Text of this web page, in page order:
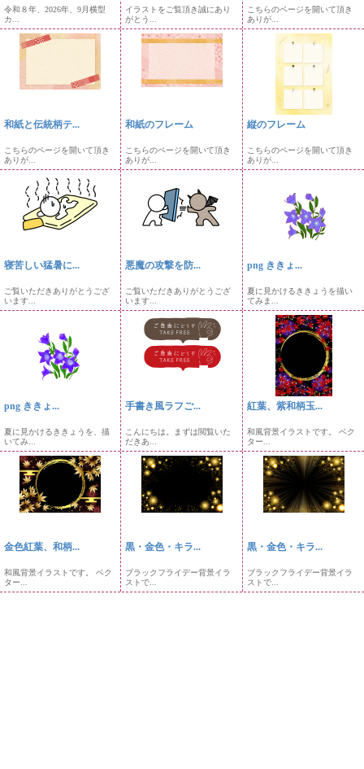
令和８年、2026年、9月横型
カ...
イラストをご覧頂き誠にあり
がとう...
こちらのページを開いて頂き
ありが...
和紙と伝統柄テ...
こちらのページを開いて頂き
ありが...
和紙のフレーム
こちらのページを開いて頂き
ありが...
縦のフレーム
こちらのページを開いて頂き
ありが...
寝苦しい猛暑に...
ご覧いただきありがとうござ
います...
悪魔の攻撃を防...
ご覧いただきありがとうござ
います...
png ききょ...
夏に見かけるききょうを描い
てみま...
png ききょ...
夏に見かけるききょうを、描
いてみ...
手書き風ラフご...
こんにちは。まずは閲覧いた
だきあ...
紅葉、紫和柄玉...
和風背景イラストです。 ベク
ター...
金色紅葉、和柄...
和風背景イラストです。 ベク
ター...
黒・金色・キラ...
ブラックフライデー背景イラ
ストで...
黒・金色・キラ...
ブラックフライデー背景イラ
ストで...